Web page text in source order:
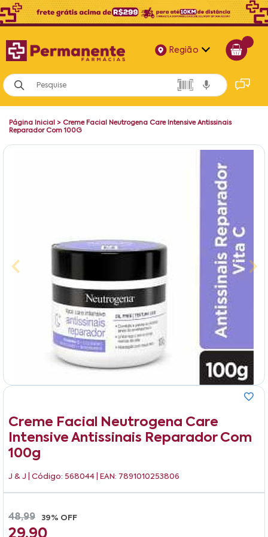
Região
Alagoas
Bahia
Página Inicial > Creme Facial Neutrogena Care Intensive Antissinais
Reparador Com 100G
Creme Facial Neutrogena Care
Intensive Antissinais Reparador Com
100g
J & J | Código: 568044 | EAN: 7891010253806
48,99 39% OFF
29,90